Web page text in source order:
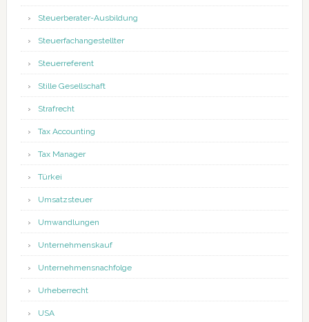
Steuerberater-Ausbildung
Steuerfachangestellter
Steuerreferent
Stille Gesellschaft
Strafrecht
Tax Accounting
Tax Manager
Türkei
Umsatzsteuer
Umwandlungen
Unternehmenskauf
Unternehmensnachfolge
Urheberrecht
USA